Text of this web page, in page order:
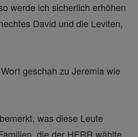
werde ich sicherlich erhöhen
David und die Leviten,
geschah zu Jeremia wie
was diese Leute
die der HERR wählte